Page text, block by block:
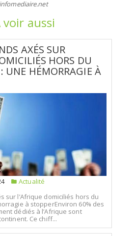
voir aussi
AXÉS SUR
HORS DU
UNE HÉMORRAGIE À
Actualité
sur l’Afrique domiciliés hors du
à stopperEnviron 60% des
dédiés à l’Afrique sont
Ce chiff...